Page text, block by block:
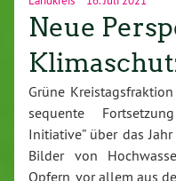
Neue
Grüne
se­quen­te
Initiative” über das
Bilder von
Opfern, vor allem aus